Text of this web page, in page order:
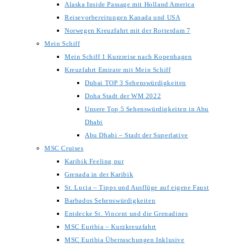
Alaska Inside Passage mit Holland America
Reisevorbereitungen Kanada und USA
Norwegen Kreuzfahrt mit der Rotterdam 7
Mein Schiff
Mein Schiff 1 Kurzreise nach Kopenhagen
Kreuzfahrt Emirate mit Mein Schiff
Dubai TOP 3 Sehenswürdigkeiten
Doha Stadt der WM 2022
Unsere Top 5 Sehenswürdigkeiten in Abu
Dhabi
Abu Dhabi – Stadt der Superlative
MSC Cruises
Karibik Feeling pur
Grenada in der Karibik
St. Lucia – Tipps und Ausflüge auf eigene Faust
Barbados Sehenswürdigkeiten
Entdecke St. Vincent und die Grenadines
MSC Euribia – Kurzkreuzfahrt
MSC Euribia Überraschungen Inklusive